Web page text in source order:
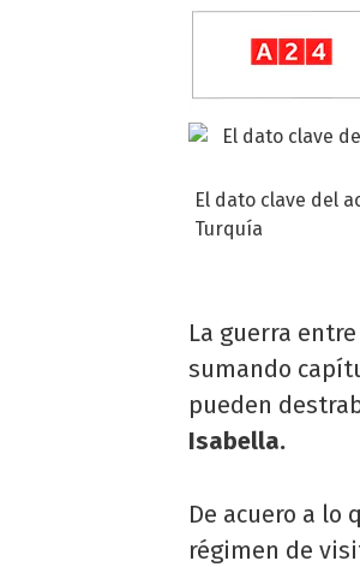
El dato clave del
Turquía
La guerra entre
sumando
pueden
Isabella.
De acuero a lo
régimen de